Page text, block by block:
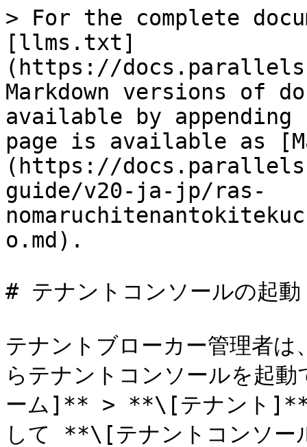
> For the complete
[llms.txt]
(https://
Markdown versions of
available by
page is available as
(https://
guide/v20-ja-jp/ras-
o.md).
# テナントコンソールの起動
テナントブローカー管理者
らテナントコンソールを起
ーム]** > **\[テナント]**
して **\[テナントコンソー